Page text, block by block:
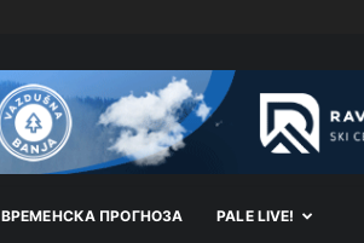
ВРEМEНСКА ПРОГНОЗА PALE LIVE!
Kuniocu ide q u guz...
Анонимно2808843 8/6/2026